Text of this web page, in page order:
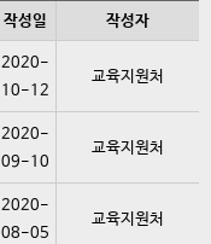
작성일 작성자
2020-
10-12
교육지원처
2020-
09-10
교육지원처
2020-
08-05
교육지원처